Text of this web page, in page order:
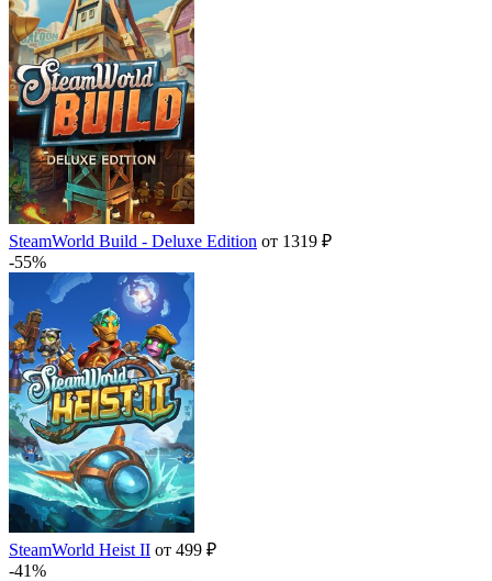
SteamWorld Build - Deluxe Edition от 1319 ₽
-55%
SteamWorld Heist II от 499 ₽
-41%